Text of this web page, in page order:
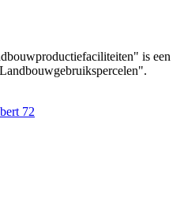
is een
72